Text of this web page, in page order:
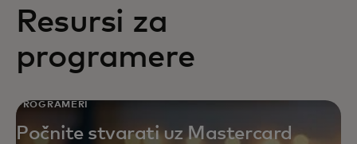
Resursi za
programere
PROGRAMERI
Počnite stvarati uz Mastercard